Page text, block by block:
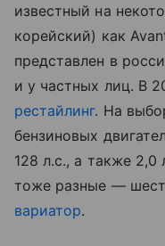
известный на
корейский) как
представлен в
и у частных лиц. В
рестайлинг. На
бензиновых
128 л.с., а также 2,0
тоже разные —
вариатор.